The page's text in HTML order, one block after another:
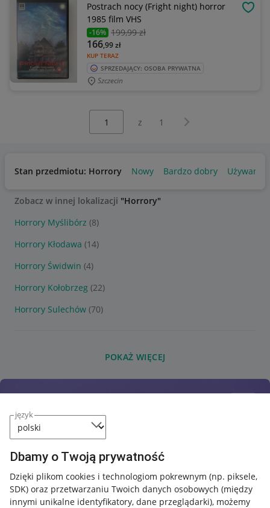
język
Dbamy o Twoją prywatność
Dzięki plikom cookies i technologiom pokrewnym (np. piksele,
SDK) oraz przetwarzaniu Twoich danych osobowych (między
innymi unikalne identyfikatory, dane przeglądarki), możemy
Postrach nocy (Fright night) horror
1985 film VHS
-16% 199,99 zł
KUP TERAZ
166,99zł
SPRZEDAJĄCY: OSOBA PRYWATNA
Szczecin
z 1 Następna strona
Stan przedmiotu: Horrory Nowy Bardzo dobry Używany
Zobacz w innej lokalizacji "Horrory"
Horrory Myślibórz (8)
Horrory Kłodawa (14)
Horrory Świdwin (4)
Horrory Kołobrzeg (22)
Horrory Sulechów (70)
POKAŻ WIĘCEJ